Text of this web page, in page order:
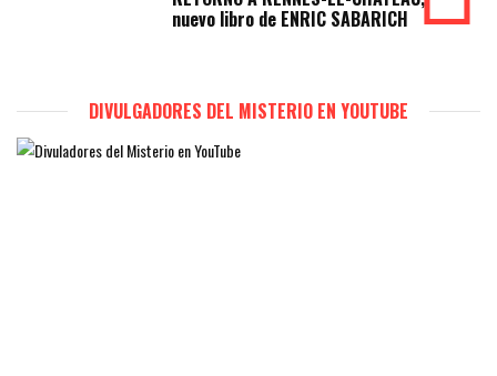
nuevo libro de ENRIC SABARICH
DIVULGADORES DEL MISTERIO EN YOUTUBE